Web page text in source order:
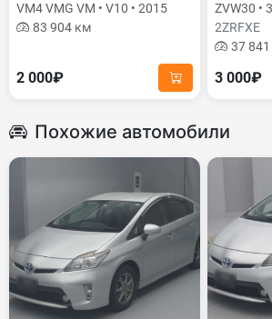
VM4 VMG VM • V10 • 2015
83 904 км
2 000₽
ZVW30 •
2ZRFXE
37
3 000₽
Похожие автомобили